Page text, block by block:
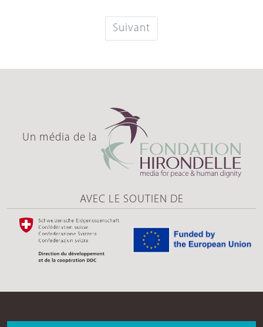
Suivant
Un média de la
AVEC LE SOUTIEN DE